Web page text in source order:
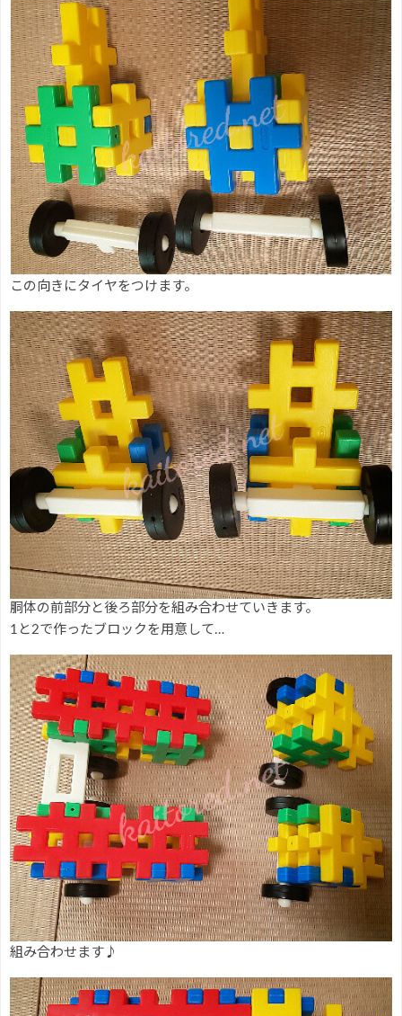
この向きにタイヤをつけます。
胴体の前部分と後ろ部分を組み合わせていきます。
1と2で作ったブロックを用意して…
組み合わせます♪